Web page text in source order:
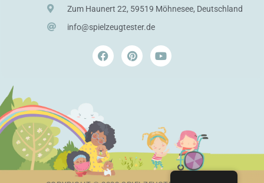
Zum Haunert 22, 59519 Möhnesee, Deutschland
info@spielzeugtester.de
F
a
c
k
P
i
n
Y
o
u